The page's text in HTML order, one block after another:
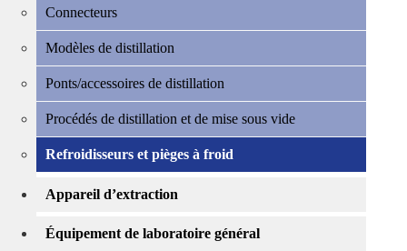
Connecteurs
Modèles de distillation
Ponts/accessoires de distillation
Procédés de distillation et de mise sous vide
Refroidisseurs et pièges à froid
Appareil d’extraction
Équipement de laboratoire général